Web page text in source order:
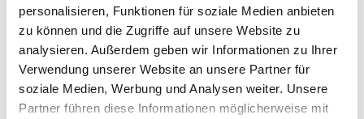
personalisieren, Funktionen für soziale Medien anbieten
zu können und die Zugriffe auf unsere Website zu
analysieren. Außerdem geben wir Informationen zu Ihrer
Verwendung unserer Website an unsere Partner für
soziale Medien, Werbung und Analysen weiter. Unsere
Partner führen diese Informationen möglicherweise mit
für die WM in August in Baku aber auch für die
Olympischen Sommerspiele in Paris 2024.
GALERIE